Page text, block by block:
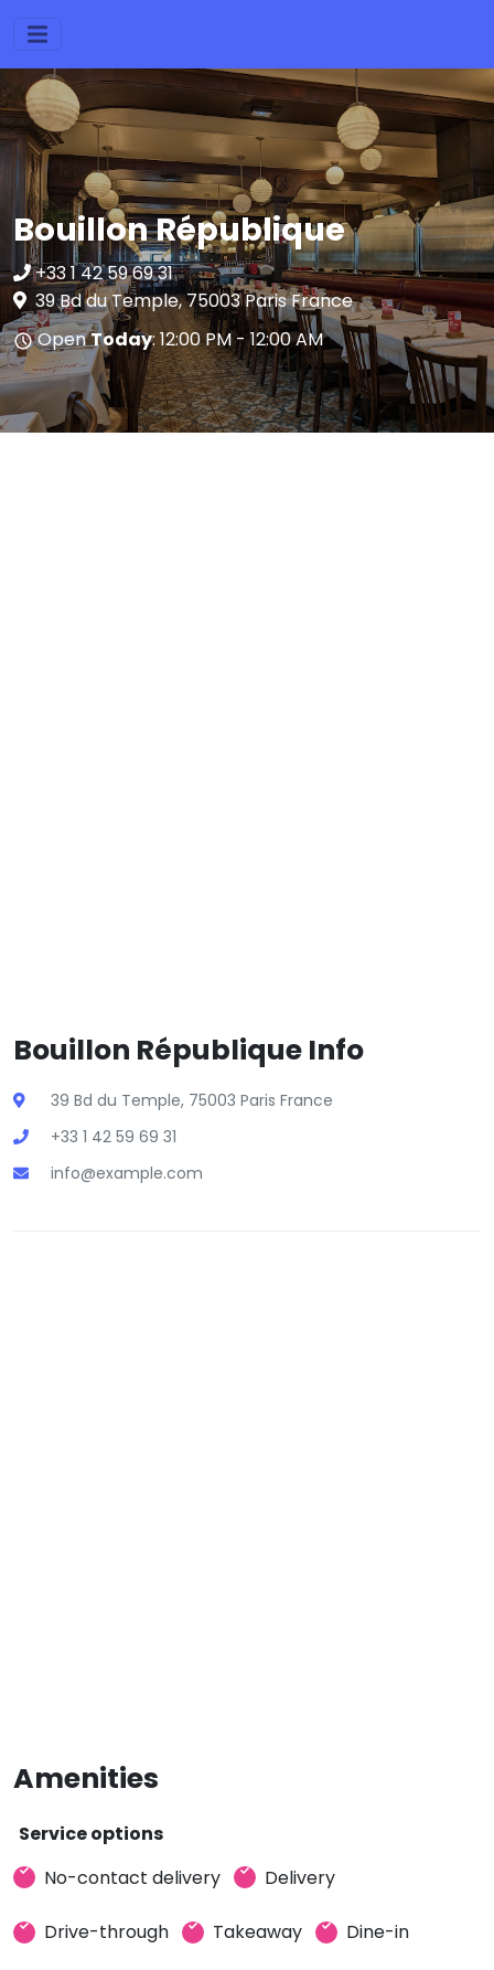
Bouillon République
+33 1 42 59 69 31
39 Bd du Temple, 75003 Paris France
OpenToday: 12:00 PM - 12:00 AM
Bouillon République Info
39 Bd du Temple, 75003 Paris France
+33 1 42 59 69 31
info@example.com
Amenities
Service options
No-contact delivery
Delivery
Drive-through Takeaway Dine-in